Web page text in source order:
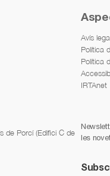
de Porcí (Edifici C de
Avís
Política
Política
IRTAnet
les